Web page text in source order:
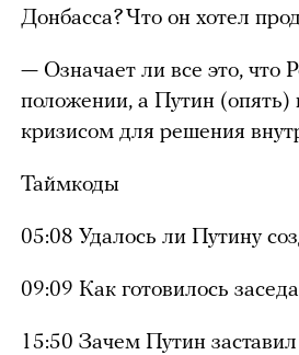
Донбасса? Что он хотел
— Означает ли все это, что
положении, а Путин (опять)
кризисом для решения
Таймкоды
05:08 Удалось ли Путину
09:09 Как готовилось
15:50 Зачем Путин